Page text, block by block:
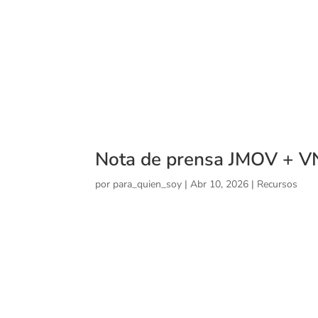
Nota de prensa JMOV +
por para_quien_soy |Abr 10, 2026 | Recursos